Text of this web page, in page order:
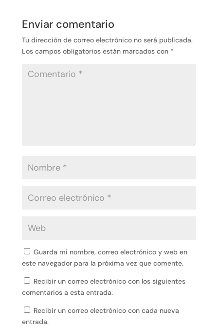
Enviar comentario
Tu dirección de correo electrónico no será publicada.
Los campos obligatorios están marcados con *
Guarda mi nombre, correo electrónico y web en
este navegador para la próxima vez que comente.
Recibir un correo electrónico con los siguientes
comentarios a esta entrada.
Recibir un correo electrónico con cada nueva
entrada.